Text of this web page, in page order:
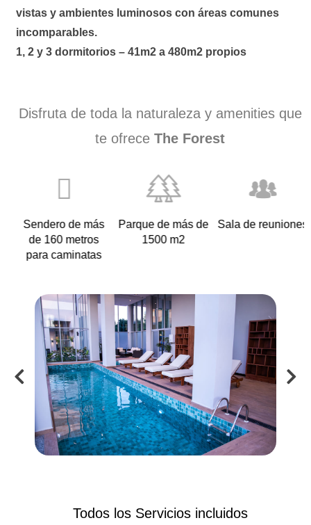
vistas y ambientes luminosos con áreas comunes
incomparables.
1, 2 y 3 dormitorios – 41m2 a 480m2 propios
Disfruta de toda la naturaleza y amenities que
te ofreceThe Forest
Sendero de más
de 160 metros
para caminatas
Parque de más de
1500 m2
Sala de reuniones
Todos los Servicios incluidos